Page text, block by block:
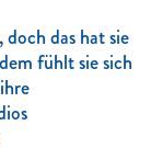
das hat sie
fühlt sie sich